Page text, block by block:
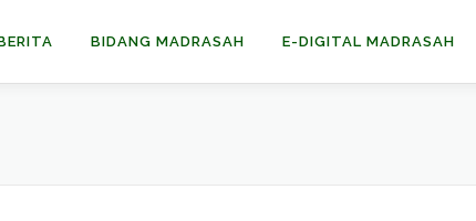
BIDANG MADRASAH E-DIGITAL MADRASAH